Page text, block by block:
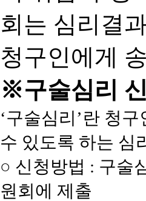
회는 심리결
청구인에게
※구술심리
‘구술심리’란 청
수 있도록 하는 심
○ 신청방법 : 구술
원회에 제출